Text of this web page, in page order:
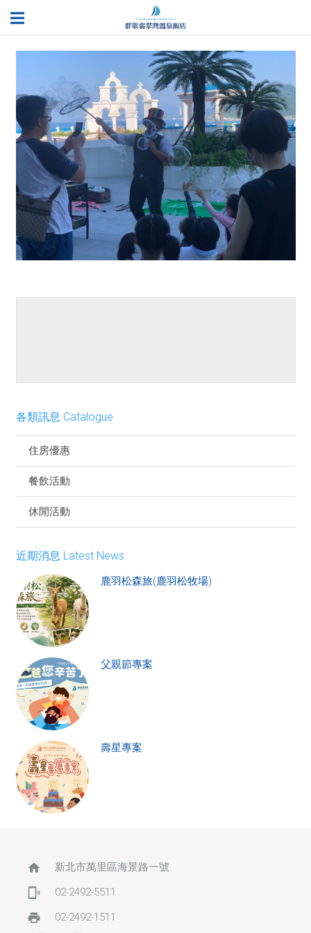
各類訊息 Catalogue
住房優惠
餐飲活動
休閒活動
近期消息 Latest News
鹿羽松森旅(鹿羽松牧場)
父親節專案
壽星專案
home 新北市萬里區海景路一號
phonelink_ring 02-2492-5511
print 02-2492-1511